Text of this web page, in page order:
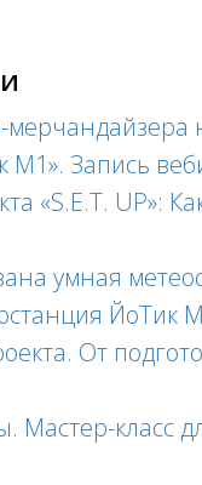
М1». Запись
«S.E.T. UP»:
умная
ЙоТик
От
Мастер-класс